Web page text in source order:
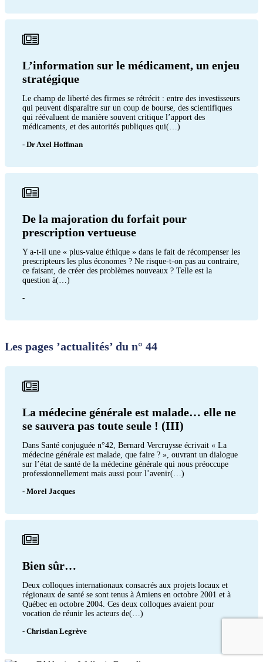
L’information sur le médicament, un enjeu
stratégique
Le champ de liberté des firmes se rétrécit : entre des investisseurs
qui peuvent disparaître sur un coup de bourse, des scientifiques
qui réévaluent de manière souvent critique l’apport des
médicaments, et des autorités publiques qui(…)
- Dr Axel Hoffman
De la majoration du forfait pour
prescription vertueuse
Y a-t-il une « plus-value éthique » dans le fait de récompenser les
prescripteurs les plus économes ? Ne risque-t-on pas au contraire,
ce faisant, de créer des problèmes nouveaux ? Telle est la
question à(…)
-
Les pages ’actualités’ du n° 44
La médecine générale est malade… elle ne
se sauvera pas toute seule ! (III)
Dans Santé conjuguée n°42, Bernard Vercruysse écrivait « La
médecine générale est malade, que faire ? », ouvrant un dialogue
sur l’état de santé de la médecine générale qui nous préoccupe
professionnellement mais aussi pour l’avenir(…)
- Morel Jacques
Bien sûr…
Deux colloques internationaux consacrés aux projets locaux et
régionaux de santé se sont tenus à Amiens en octobre 2001 et à
Québec en octobre 2004. Ces deux colloques avaient pour
vocation de réunir les acteurs de(…)
- Christian Legrève